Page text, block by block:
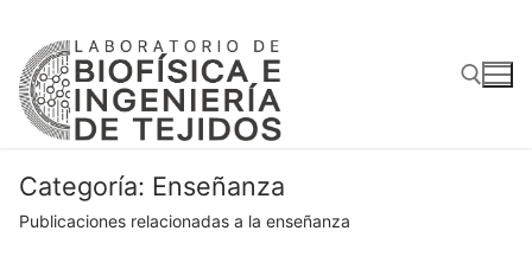
contenido
Categoría: Enseñanza
Publicaciones relacionadas a la enseñanza